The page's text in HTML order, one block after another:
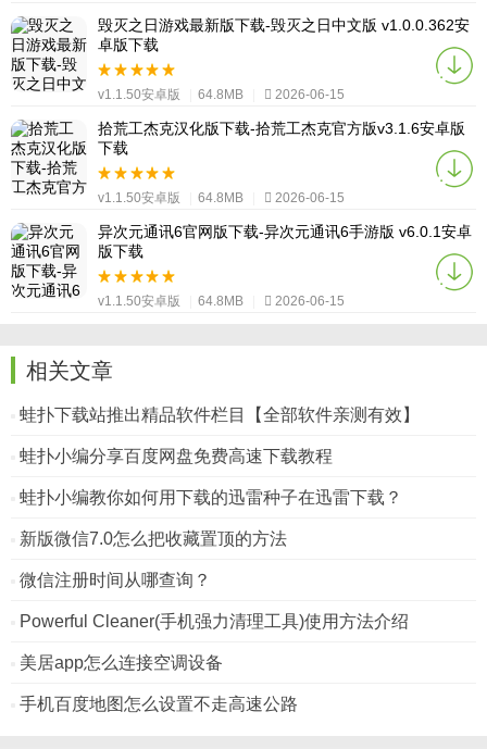
毁灭之日游戏最新版下载-毁灭之日中文版 v1.0.0.362安
卓版下载
v1.1.50安卓版 64.8MB 2026-06-15
拾荒工杰克汉化版下载-拾荒工杰克官方版v3.1.6安卓版
下载
v1.1.50安卓版 64.8MB 2026-06-15
异次元通讯6官网版下载-异次元通讯6手游版 v6.0.1安卓
版下载
v1.1.50安卓版 64.8MB 2026-06-15
相关文章
蛙扑下载站推出精品软件栏目【全部软件亲测有效】
蛙扑小编分享百度网盘免费高速下载教程
蛙扑小编教你如何用下载的迅雷种子在迅雷下载？
新版微信7.0怎么把收藏置顶的方法
微信注册时间从哪查询？
Powerful Cleaner(手机强力清理工具)使用方法介绍
美居app怎么连接空调设备
手机百度地图怎么设置不走高速公路